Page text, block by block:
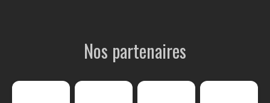
Nos partenaires